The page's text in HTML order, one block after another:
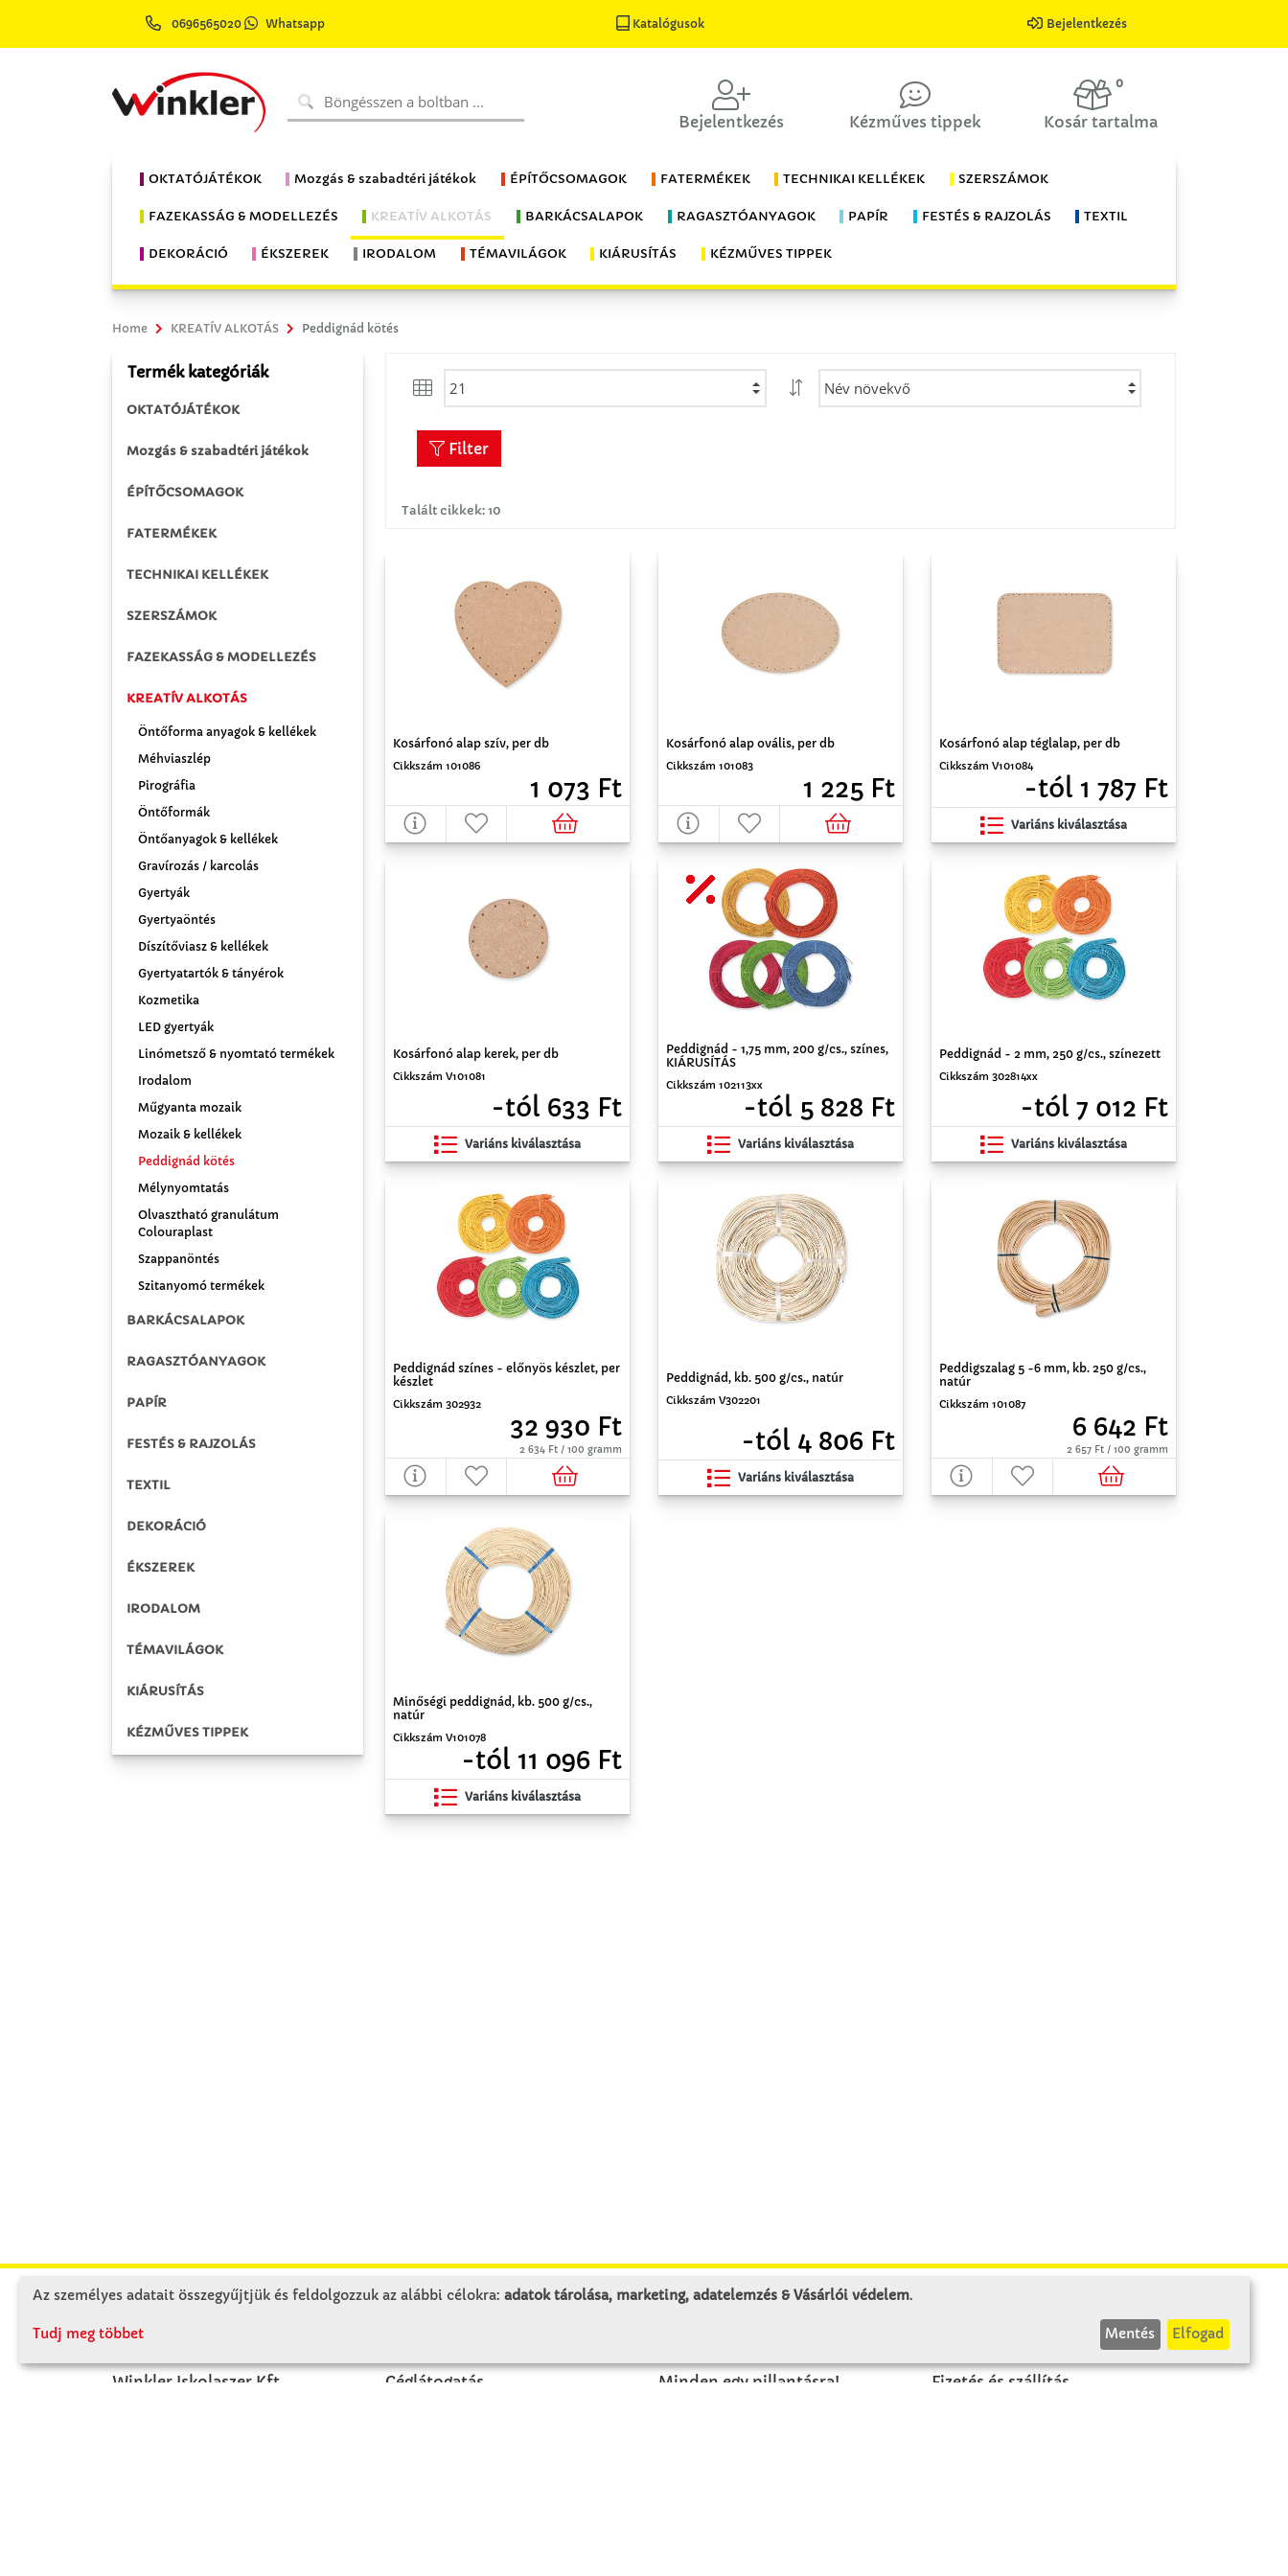
0696565020 Whatsapp Katalógusok Bejelentkezés
Bejelentkezés Kézműves tippek
0
Kosár tartalma
OKTATÓJÁTÉKOK Mozgás & szabadtéri játékok ÉPÍTŐCSOMAGOK FATERMÉKEK TECHNIKAI KELLÉKEK SZERSZÁMOK
FAZEKASSÁG & MODELLEZÉS KREATÍV ALKOTÁS BARKÁCSALAPOK RAGASZTÓANYAGOK PAPÍR FESTÉS & RAJZOLÁS TEXTIL
DEKORÁCIÓ ÉKSZEREK IRODALOM TÉMAVILÁGOK KIÁRUSÍTÁS KÉZMŰVES TIPPEK
Home KREATÍV ALKOTÁS Peddignád kötés
Termék kategóriák
OKTATÓJÁTÉKOK
Mozgás & szabadtéri játékok
ÉPÍTŐCSOMAGOK
FATERMÉKEK
TECHNIKAI KELLÉKEK
SZERSZÁMOK
FAZEKASSÁG & MODELLEZÉS
KREATÍV ALKOTÁS
Öntőforma anyagok & kellékek
Méhviaszlép
Pirográfia
Öntőformák
Öntőanyagok & kellékek
Gravírozás / karcolás
Gyertyák
Gyertyaöntés
Díszítőviasz & kellékek
Gyertyatartók & tányérok
Kozmetika
LED gyertyák
Linómetsző & nyomtató termékek
Irodalom
Műgyanta mozaik
Mozaik & kellékek
Peddignád kötés
Mélynyomtatás
Olvasztható granulátum
Colouraplast
Szappanöntés
Szitanyomó termékek
BARKÁCSALAPOK
RAGASZTÓANYAGOK
PAPÍR
FESTÉS & RAJZOLÁS
TEXTIL
DEKORÁCIÓ
ÉKSZEREK
IRODALOM
TÉMAVILÁGOK
KIÁRUSÍTÁS
KÉZMŰVES TIPPEK
Talált cikkek: 10
Filter
Kosárfonó alap szív, per db
Cikkszám 101086
1 073 Ft
Kosárfonó alap ovális, per db
Cikkszám 101083
1 225 Ft
Kosárfonó alap téglalap, per db
Cikkszám V101084
-tól 1 787 Ft
Variáns kiválasztása
Kosárfonó alap kerek, per db
Cikkszám V101081
-tól 633 Ft
Variáns kiválasztása
Peddignád - 1,75 mm, 200 g/cs., színes,
KIÁRUSÍTÁS
Cikkszám 102113xx
-tól 5 828 Ft
Variáns kiválasztása
Peddignád - 2 mm, 250 g/cs., színezett
Cikkszám 302814xx
-tól 7 012 Ft
Variáns kiválasztása
Peddignád színes - előnyös készlet, per
készlet
Cikkszám 302932
32 930 Ft
2 634 Ft / 100 gramm
Peddignád, kb. 500 g/cs., natúr
Cikkszám V302201
-tól 4 806 Ft
Variáns kiválasztása
Peddigszalag 5 -6 mm, kb. 250 g/cs.,
natúr
Cikkszám 101087
6 642 Ft
2 657 Ft / 100 gramm
Minőségi peddignád, kb. 500 g/cs.,
natúr
Cikkszám V101078
-tól 11 096 Ft
Variáns kiválasztása
KAPCSOLAT
Winkler Iskolaszer Kft.
Céglátogatás
Minden egy pillantásra!
Fizetés és szállítás
Az személyes adatait összegyűjtjük és feldolgozzuk az alábbi célokra: adatok tárolása, marketing, adatelemzés & Vásárlói védelem.
Tudj meg többet Mentés Elfogad